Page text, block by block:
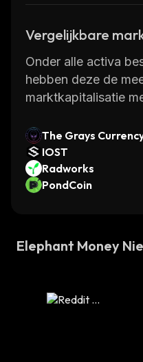
Vergelijkbare
Onder alle activa
hebben deze de
marktkapitalisatie
The Grays
IOST
Radworks
PondCoin
Elephant Money